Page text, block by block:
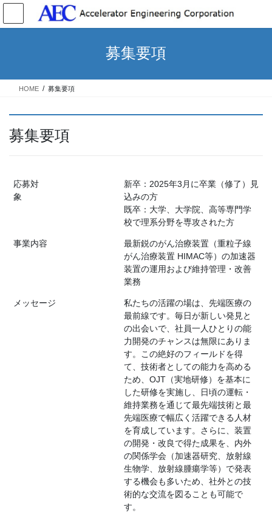
コ
テ
ス
ナ
ゲ
ン
募集要項
HOME 募集要項
募集要項
応募対
象
新卒：2025年3月に卒業（修了）見
込みの方
既卒：大学、大学院、高等専門学
校で理系分野を専攻された方
事業内容
最新鋭のがん治療装置（重粒子線
がん治療装置 HIMAC等）の加速器
装置の運用および維持管理・改善
業務
メッセージ
私たちの活躍の場は、先端医療の
最前線です。毎日が新しい発見と
の出会いで、社員一人ひとりの能
力開発のチャンスは無限にありま
す。この絶好のフィールドを得
て、技術者としての能力を高める
ため、OJT（実地研修）を基本に
した研修を実施し、日頃の運転・
維持業務を通じて最先端技術と最
先端医療で幅広く活躍できる人材
を育成しています。さらに、装置
の開発・改良で得た成果を、内外
の関係学会（加速器研究、放射線
生物学、放射線腫瘍学等）で発表
する機会も多いため、社外との技
術的な交流を図ることも可能で
す。